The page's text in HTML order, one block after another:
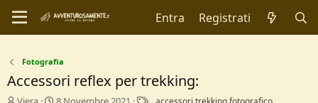
Entra Registrati
Fotografia
Accessori reflex per trekking:
C
D